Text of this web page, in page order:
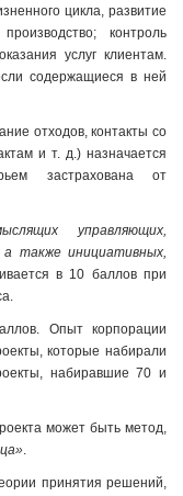
цикла, развитие
контроль
услуг клиентам.
содержащиеся в ней
отходов, контакты со
и т. д.) назначается
застрахована от
управляющих,
а также инициативных,
в 10 баллов при
Опыт корпорации
которые набирали
набиравшие 70 и
может быть метод,
.
принятия решений,